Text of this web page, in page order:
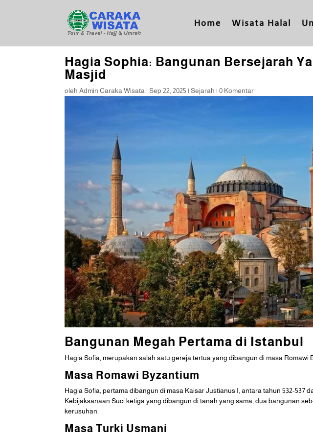
Home Wisata Halal
Hagia Sophia: Bangunan Bersejarah
Masjid
oleh Admin Caraka Wisata | Sep 22, 2025 | Sejarah | 0 Komentar
Bangunan Megah Pertama di Istanbul
Hagia Sofia, merupakan salah satu gereja tertua yang dibangun di masa Romawi
Masa Romawi Byzantium
Hagia Sofia, pertama dibangun di masa Kaisar Justianus I, antara tahun 532-537
Kebijaksanaan Suci ketiga yang dibangun di tanah yang sama, dua bangunan
kerusuhan.
Masa Turki Usmani